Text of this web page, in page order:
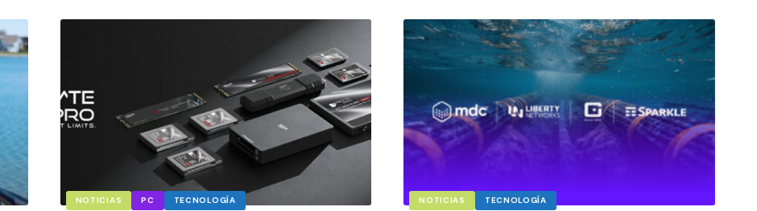
NOTICIAS PC TECNOLOGÍA NOTICIAS TECNOLOGÍA